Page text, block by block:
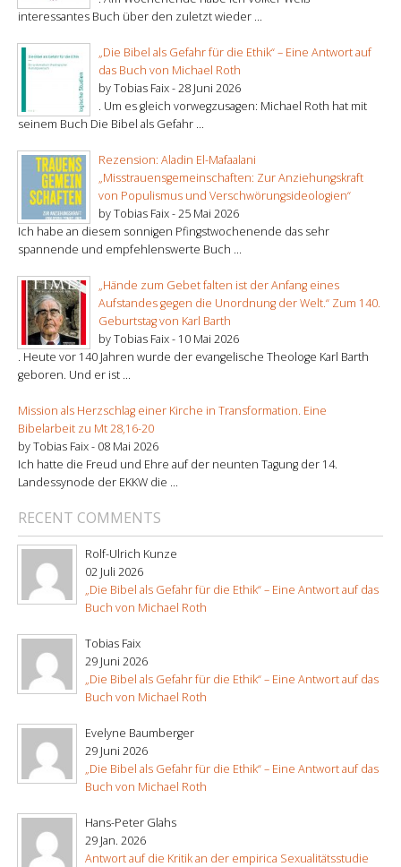
interessantes Buch über den zuletzt wieder ...
„Die Bibel als Gefahr für die Ethik“ – Eine Antwort auf
das Buch von Michael Roth
by Tobias Faix -28 Juni 2026
. Um es gleich vorwegzusagen: Michael Roth hat mit
seinem Buch Die Bibel als Gefahr ...
Rezension: Aladin El-Mafaalani
„Misstrauensgemeinschaften: Zur Anziehungskraft
von Populismus und Verschwörungsideologien“
by Tobias Faix -25 Mai 2026
Ich habe an diesem sonnigen Pfingstwochenende das sehr
spannende und empfehlenswerte Buch ...
„Hände zum Gebet falten ist der Anfang eines
Aufstandes gegen die Unordnung der Welt.“ Zum 140.
Geburtstag von Karl Barth
by Tobias Faix - 10 Mai 2026
. Heute vor 140 Jahren wurde der evangelische Theologe Karl Barth
geboren. Und er ist ...
Mission als Herzschlag einer Kirche in Transformation. Eine
Bibelarbeit zu Mt 28,16-20
by Tobias Faix - 08 Mai 2026
Ich hatte die Freud und Ehre auf der neunten Tagung der 14.
Landessynode der EKKW die ...
RECENT COMMENTS
Rolf-Ulrich Kunze
02 Juli 2026
„Die Bibel als Gefahr für die Ethik“ – Eine Antwort auf das
Buch von Michael Roth
Tobias Faix
29 Juni 2026
„Die Bibel als Gefahr für die Ethik“ – Eine Antwort auf das
Buch von Michael Roth
Evelyne Baumberger
29 Juni 2026
„Die Bibel als Gefahr für die Ethik“ – Eine Antwort auf das
Buch von Michael Roth
Hans-Peter Glahs
29 Jan. 2026
Antwort auf die Kritik an der empirica Sexualitätsstudie